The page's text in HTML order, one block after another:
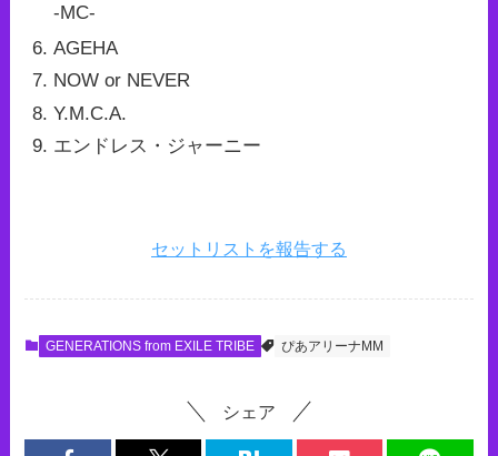
-MC-
AGEHA
NOW or NEVER
Y.M.C.A.
エンドレス・ジャーニー
セットリストを報告する
GENERATIONS from EXILE TRIBE ぴあアリーナMM
シェア